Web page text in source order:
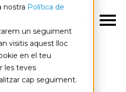
nostra Política de
un seguiment
visitis aquest lloc
en el teu
les teves
cap seguiment.